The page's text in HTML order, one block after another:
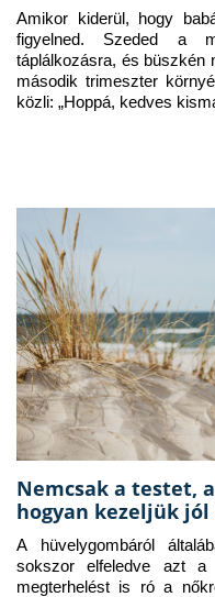
Amikor kiderül, hogy
figyelned. Szeded a
táplálkozásra, és büszkén
második trimeszter
közli: „Hoppá, kedves
Nemcsak a testet,
hogyan kezeljük
A hüvelygombáról
sokszor elfeledve azt
megterhelést is ró a